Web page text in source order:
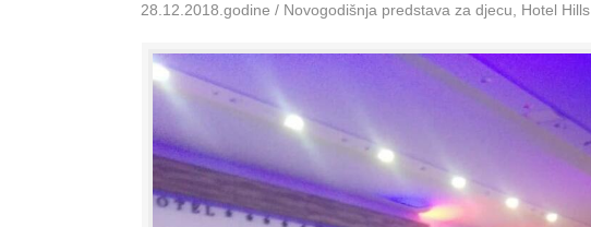
28.12.2018.godine / Novogodišnja predstava za djecu, Hotel Hills